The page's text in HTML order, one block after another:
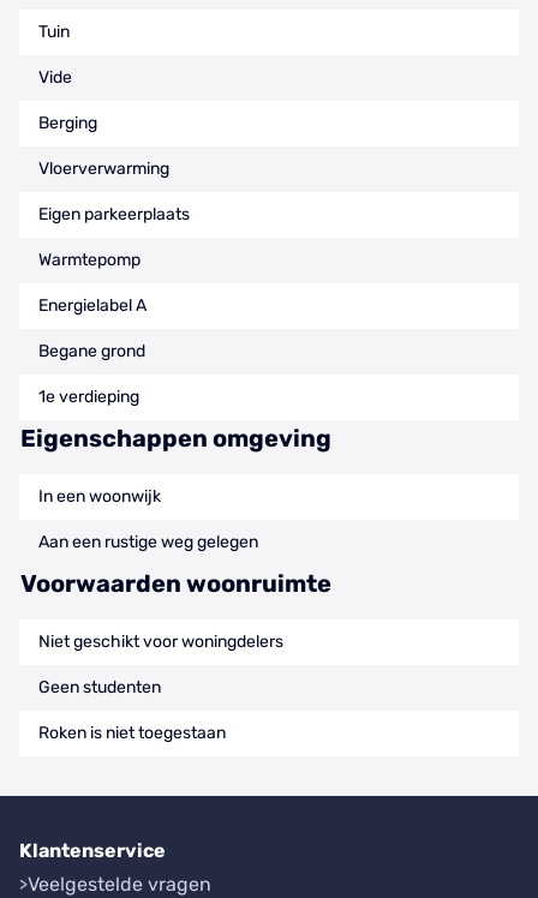
Tuin
Vide
Berging
Vloerverwarming
Eigen parkeerplaats
Warmtepomp
Energielabel A
Begane grond
1e verdieping
Eigenschappen omgeving
In een woonwijk
Aan een rustige weg gelegen
Voorwaarden woonruimte
Niet geschikt voor woningdelers
Geen studenten
Roken is niet toegestaan
Klantenservice
Veelgestelde vragen